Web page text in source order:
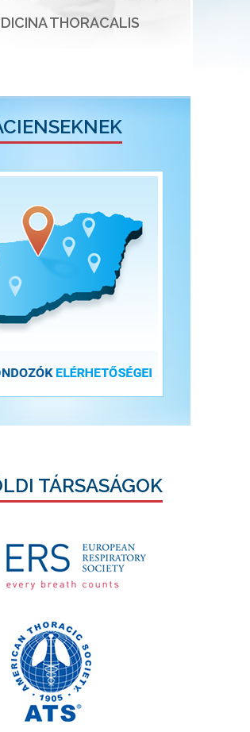
THORACALIS
TÁRSASÁGOK